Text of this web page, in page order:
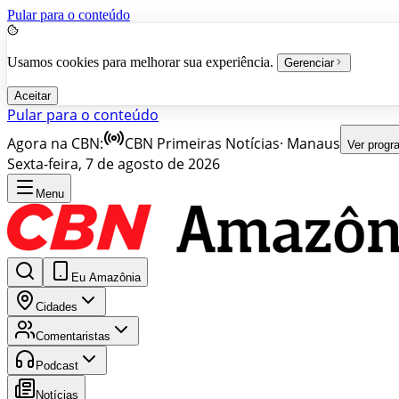
Pular para o conteúdo
Usamos cookies para melhorar sua experiência. Gerenciar
Aceitar
Pular para o conteúdo
Agora na CBN:
CBN Primeiras Notícias· Manaus Ver
Sexta-feira, 7 de agosto de 2026
Menu
Eu Amazônia
Cidades
Comentaristas
Podcast
Notícias